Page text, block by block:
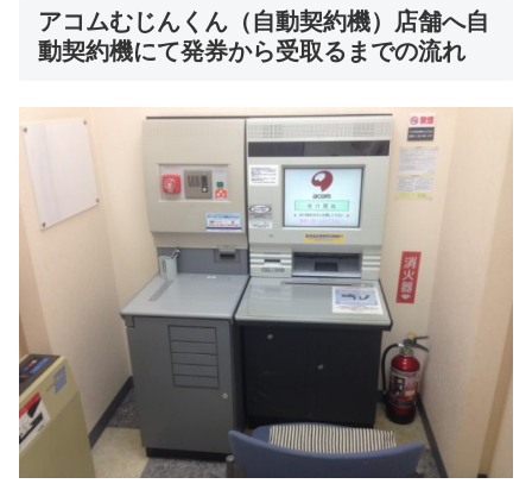
アコムむじんくん（自動契約機）店舗へ自
動契約機にて発券から受取るまでの流れ